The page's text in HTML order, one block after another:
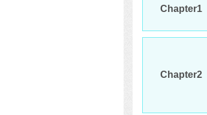
Chapter1
Chapter2